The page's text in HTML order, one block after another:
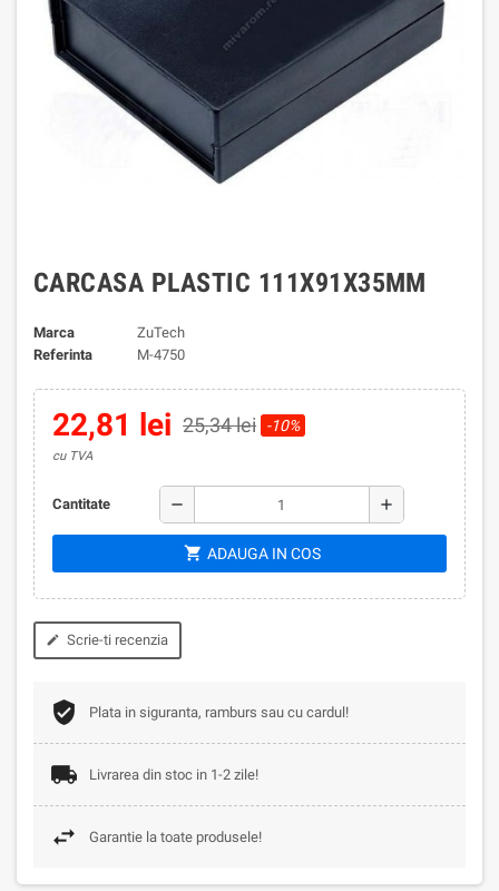
CARCASA PLASTIC 111X91X35MM
Marca
ZuTech
Referinta
M-4750
22,81 lei 25,34 lei -10%
cu TVA
Cantitate remove add
shopping_cart ADAUGA IN COS
edit Scrie-ti recenzia
Plata in siguranta, ramburs sau cu cardul!
Livrarea din stoc in 1-2 zile!
Garantie la toate produsele!